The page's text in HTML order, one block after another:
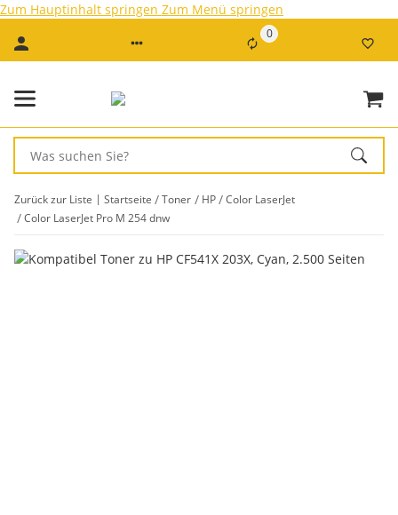
Zum Hauptinhalt springen Zum Menü springen
0
Zurück zur Liste Startseite Toner HP
Color LaserJet
Color LaserJet Pro M 254 dnw